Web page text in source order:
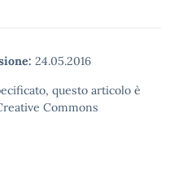
24.05.2016
questo articolo è
Commons